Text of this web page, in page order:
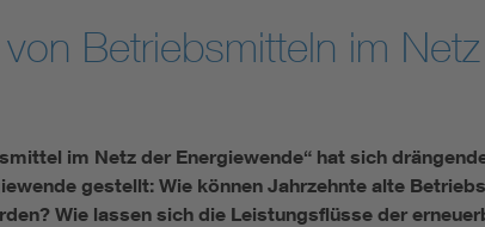
Betriebsmitteln im
im Netz der Energiewende“ hat sich
gestellt: Wie können Jahrzehnte alte
Wie lassen sich die Leistungsflüsse der